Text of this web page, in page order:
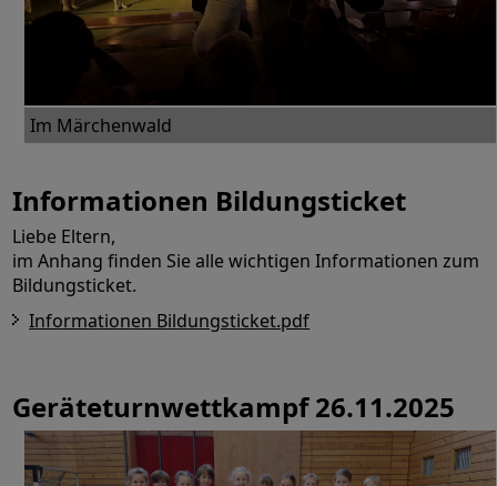
Im Märchenwald
Informationen Bildungsticket
Liebe Eltern,
im Anhang finden Sie alle wichtigen Informationen zum
Bildungsticket.
Informationen Bildungsticket.pdf
Geräteturnwettkampf 26.11.2025